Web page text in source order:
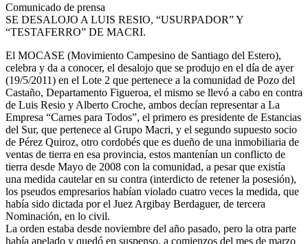
Comunicado de prensa
SE DESALOJO A LUIS RESIO, “USURPADOR” Y
“TESTAFERRO” DE MACRI.
El MOCASE (Movimiento Campesino de Santiago del Estero),
celebra y da a conocer, el desalojo que se produjo en el día de ayer
(19/5/2011) en el Lote 2 que pertenece a la comunidad de Pozo del
Castaño, Departamento Figueroa, el mismo se llevó a cabo en contra
de Luis Resio y Alberto Croche, ambos decían representar a La
Empresa “Carnes para Todos”, el primero es presidente de Estancias
del Sur, que pertenece al Grupo Macri, y el segundo supuesto socio
de Pérez Quiroz, otro cordobés que es dueño de una inmobiliaria de
ventas de tierra en esa provincia, estos mantenían un conflicto de
tierra desde Mayo de 2008 con la comunidad, a pesar que existía
una medida cautelar en su contra (interdicto de retener la posesión),
los pseudos empresarios habían violado cuatro veces la medida, que
había sido dictada por el Juez Argibay Berdaguer, de tercera
Nominación, en lo civil.
La orden estaba desde noviembre del año pasado, pero la otra parte
había apelado y quedó en suspenso, a comienzos del mes de marzo